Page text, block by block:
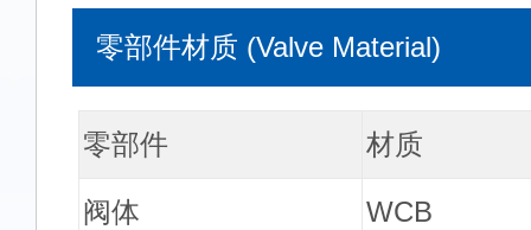
零部件材质 (Valve Material)
零部件 材质
阀体 WCB